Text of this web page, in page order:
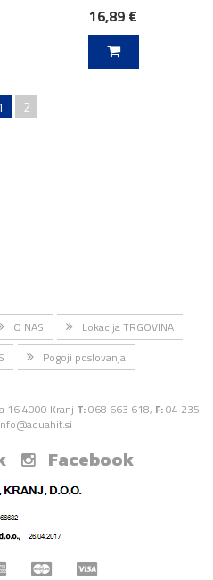
16,89 €
2
O NAS
Lokacija TRGOVINA
Pogoji poslovanja
16 4000 Kranj T:068 663 618, F:04 235
Facebook